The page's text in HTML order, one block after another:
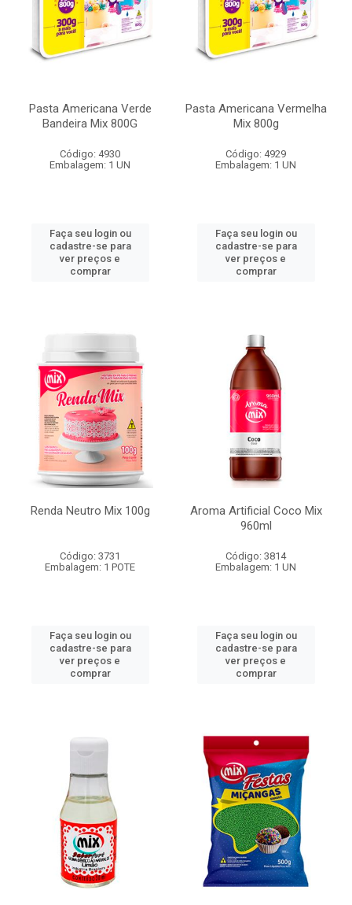
Pasta Americana Verde
Bandeira Mix 800G
Código: 4930
Embalagem: 1 UN
Faça seu login ou
cadastre-se para
ver preços e
comprar
Pasta Americana Vermelha
Mix 800g
Código: 4929
Embalagem: 1 UN
Faça seu login ou
cadastre-se para
ver preços e
comprar
Renda Neutro Mix 100g
Código: 3731
Embalagem: 1 POTE
Faça seu login ou
cadastre-se para
ver preços e
comprar
Aroma Artificial Coco Mix
960ml
Código: 3814
Embalagem: 1 UN
Faça seu login ou
cadastre-se para
ver preços e
comprar